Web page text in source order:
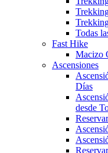
Todas
Fast Hike
Macizo
Ascensiones
Días
desde